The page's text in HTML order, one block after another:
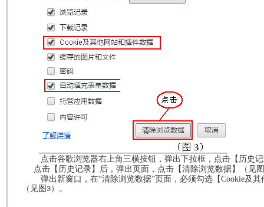
点击谷歌浏览器右上角三横按钮，弹出下拉框，点击【历史
点击【历史记录】后，弹出页面，点击【清除浏览数据】（见图
弹出新窗口，在“清除浏览数据”页面，必须勾选【Cookie及其
（见图 3） 。